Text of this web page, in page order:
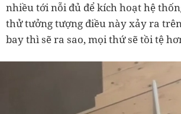
nhiều tới nỗi đủ để kích hoạt hệ
thử tưởng tượng điều này xảy ra
bay thì sẽ ra sao, mọi thứ sẽ tồi tệ